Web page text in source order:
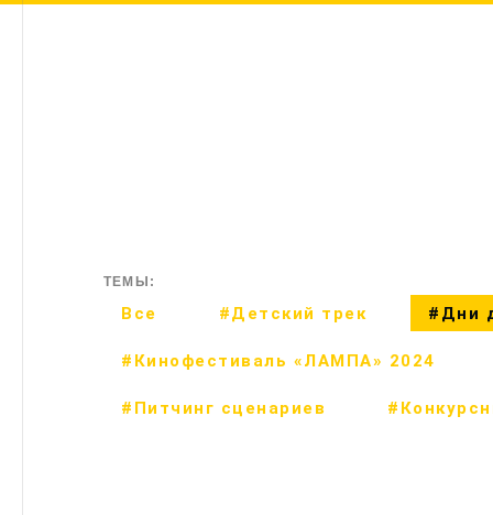
ТЕМЫ:
Все #Детский трек #Дни
#Кинофестиваль «ЛАМПА» 2024
#Питчинг сценариев